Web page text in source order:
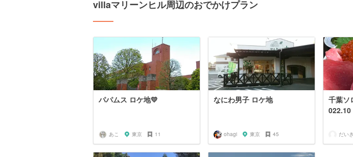
villaマリーンヒル周辺のおでかけプラン
パパムス ロケ地💛
あこ 東京 11
なにわ男子 ロケ地
ohagi 東京 45
千葉ソ
022.10
だいき